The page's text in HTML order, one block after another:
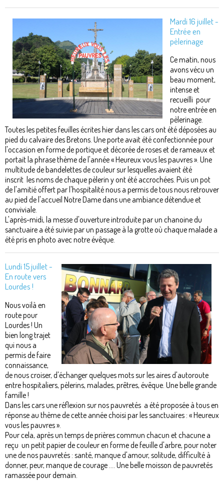
Mardi 16 juillet -
Entrée en
pèlerinage
Ce matin, nous
avons vécu un
beau moment,
intense et
recueilli pour
notre entrée en
pèlerinage.
Toutes les petites feuilles écrites hier dans les cars ont été déposées au
pied du calvaire des Bretons. Une porte avait été confectionnée pour
l'occasion en forme de portique et décorée de roses et de rameaux et
portait la phrase thème de l'année « Heureux vous les pauvres ». Une
multitude de bandelettes de couleur sur lesquelles avaient été
inscrit les noms de chaque pèlerin y ont été accrochées. Puis un pot
de l'amitié offert par l'hospitalité nous a permis de tous nous retrouver
au pied de l'accueil Notre Dame dans une ambiance détendue et
conviviale.
L'après-midi, la messe d'ouverture introduite par un chanoine du
sanctuaire a été suivie par un passage à la grotte où chaque malade a
été pris en photo avec notre évêque.
Lundi 15 juillet -
En route vers
Lourdes !
Nous voilà en
route pour
Lourdes ! Un
bien long trajet
qui nous a
permis de faire
connaissance,
de nous croiser, d'échanger quelques mots sur les aires d'autoroute
entre hospitaliers, pèlerins, malades, prêtres, évêque. Une belle grande
famille !
Dans les cars une réflexion sur nos pauvretés a été proposée à tous en
réponse au thème de cette année choisi par les sanctuaires : « Heureux
vous les pauvres ».
Pour cela, après un temps de prières commun chacun et chacune a
reçu un petit papier de couleur en forme de feuille d'arbre, pour noter
une de nos pauvretés : santé, manque d'amour, solitude, difficulté à
donner, peur, manque de courage .... Une belle moisson de pauvretés
ramassée pour demain.